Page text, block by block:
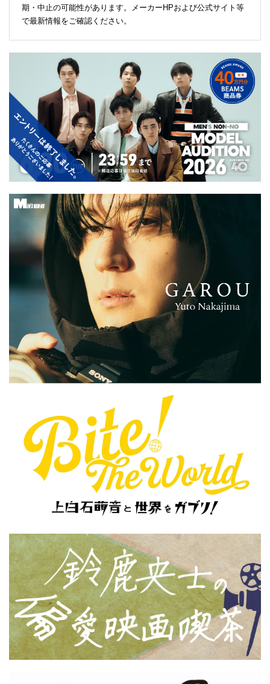
期・中止の可能性があります。メーカーHPおよび公式サイト等
で最新情報をご確認ください。